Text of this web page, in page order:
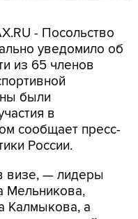
- Посольство
из 65 членов
были
в
сообщает пресс-
России.
визе, — лидеры
Калмыкова, а
мужской